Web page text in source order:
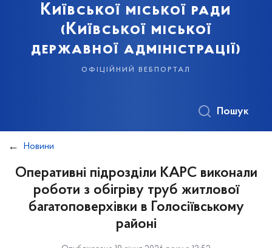
Київської міської ради
(Київської міської
державної адміністрації)
офіційний вебпортал
Пошук
Новини
Оперативні підрозділи КАРС виконали
роботи з обігріву труб житлової
багатоповерхівки в Голосіївському
районі